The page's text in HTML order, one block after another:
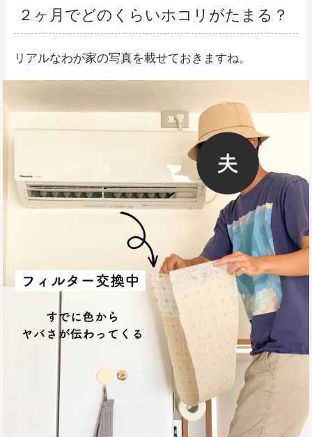
２ヶ月でどのくらいホコリがたまる？
リアルなわが家の写真を載せておきますね。